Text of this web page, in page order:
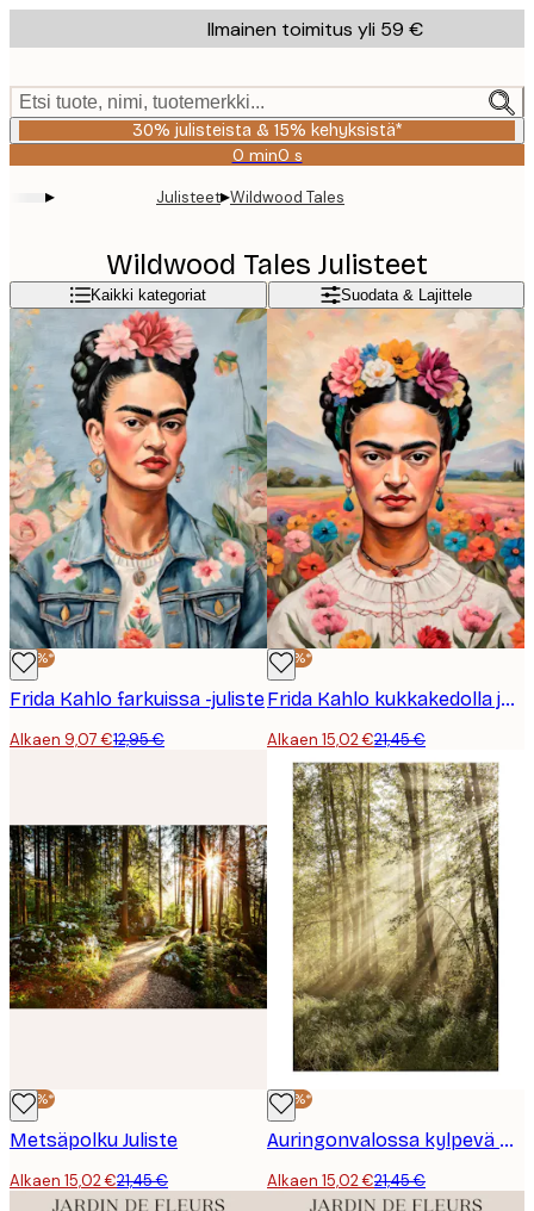
to
content.
Ilmainen toimitus yli 59 €
Etsi tuote, nimi, tuotemerkki...
30% julisteista & 15% kehyksistä*
0 min0 s
Voimassa
2026-
06
▸ Julisteet▸Wildwood Tales
Wildwood Tales Julisteet
Kaikki kategoriat Suodata & Lajittele
-30%*
Frida Kahlo farkuissa -juliste
Alkaen 9,07 €12,95 €
-30%*
Frida Kahlo kukkakedolla juliste
Alkaen 15,02 €21,45 €
-30%*
Metsäpolku Juliste
Alkaen 15,02 €21,45 €
-30%*
Auringonvalossa kylpevä metsä -juliste
Alkaen 15,02 €21,45 €